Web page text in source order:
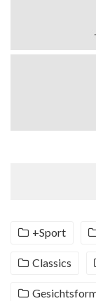
+Sport
Classics